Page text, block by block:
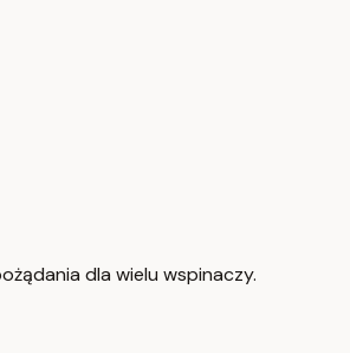
dla wielu wspinaczy.